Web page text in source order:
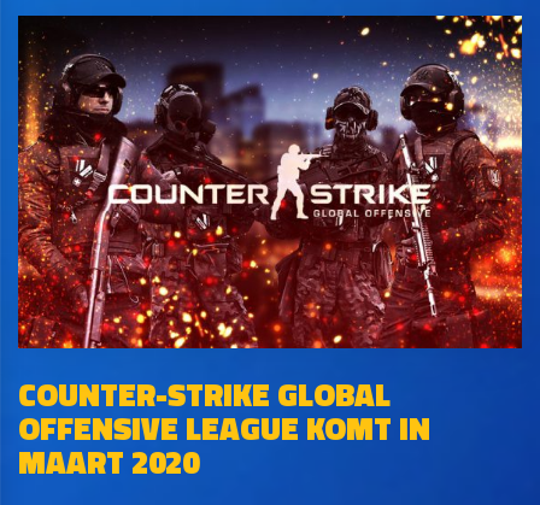
COUNTER-STRIKE GLOBAL
OFFENSIVE LEAGUE KOMT IN
MAART 2020